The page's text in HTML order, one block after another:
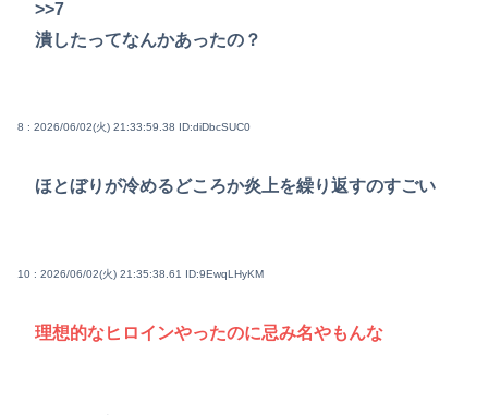
>>7
潰したってなんかあったの？
8 : 2026/06/02(火) 21:33:59.38 ID:diDbcSUC0
ほとぼりが冷めるどころか炎上を繰り返すのすごい
10 : 2026/06/02(火) 21:35:38.61 ID:9EwqLHyKM
理想的なヒロインやったのに忌み名やもんな